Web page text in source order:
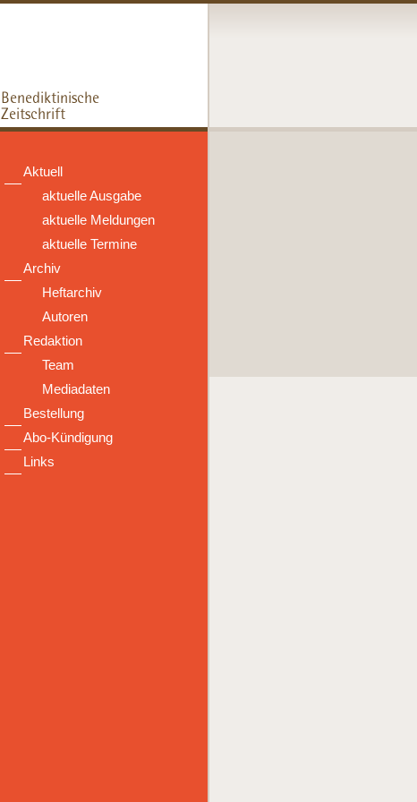
Aktuell
aktuelle Ausgabe
aktuelle Meldungen
aktuelle Termine
Archiv
Heftarchiv
Autoren
Redaktion
Team
Mediadaten
Bestellung
Abo-Kündigung
Links